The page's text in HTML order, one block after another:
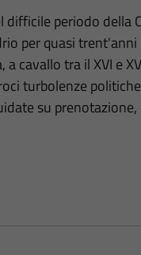
periodo della
per quasi
cavallo tra il XVI e
turbolenze
su